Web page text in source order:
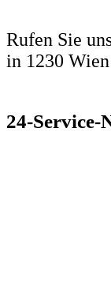
Rufen Sie
in 1230
24-Service-